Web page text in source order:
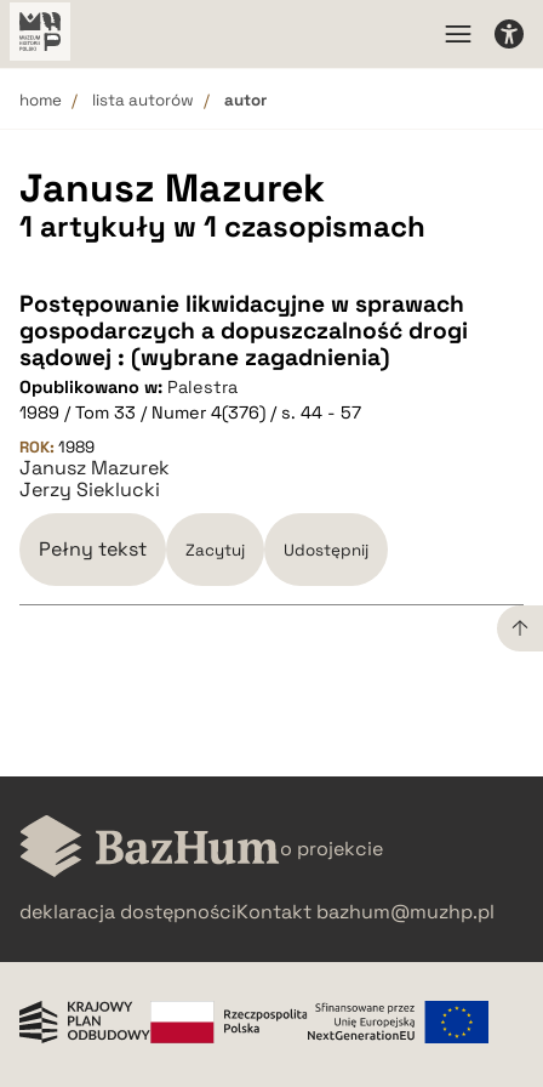
home lista autorów autor
Janusz Mazurek
1 artykuły w 1 czasopismach
Postępowanie likwidacyjne w sprawach
gospodarczych a dopuszczalność drogi
sądowej : (wybrane zagadnienia)
Opublikowano w: Palestra
1989 / Tom 33 / Numer 4(376) / s. 44 - 57
ROK: 1989
Janusz Mazurek
Jerzy Sieklucki
Pełny tekst Zacytuj Udostępnij
BIBTEX
o projekcie
deklaracja dostępnościKontakt bazhum@muzhp.pl